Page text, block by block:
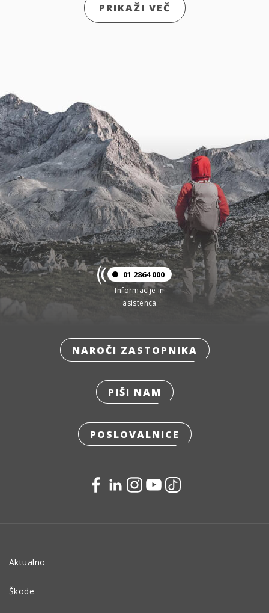
PRIKAŽI VEČ
01 2864 000
Informacije in
asistenca
NAROČI ZASTOPNIKA
PIŠI NAM
POSLOVALNICE
Aktualno
Škode